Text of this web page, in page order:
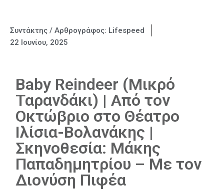
Συντάκτης / Αρθρογράφος: Lifespeed
22 Ιουνίου, 2025
Baby Reindeer (Μικρό
Ταρανδάκι) | Από τον
Οκτώβριο στο Θέατρο
Ιλίσια-Βολανάκης |
Σκηνοθεσία: Μάκης
Παπαδημητρίου – Με τον
Διονύση Πιφέα